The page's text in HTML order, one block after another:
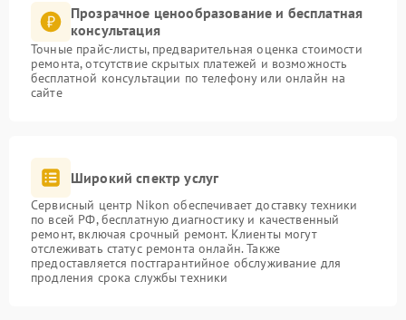
Прозрачное ценообразование и бесплатная
консультация
Точные прайс-листы, предварительная оценка стоимости
ремонта, отсутствие скрытых платежей и возможность
бесплатной консультации по телефону или онлайн на
сайте
Широкий спектр услуг
Сервисный центр Nikon обеспечивает доставку техники
по всей РФ, бесплатную диагностику и качественный
ремонт, включая срочный ремонт. Клиенты могут
отслеживать статус ремонта онлайн. Также
предоставляется постгарантийное обслуживание для
продления срока службы техники